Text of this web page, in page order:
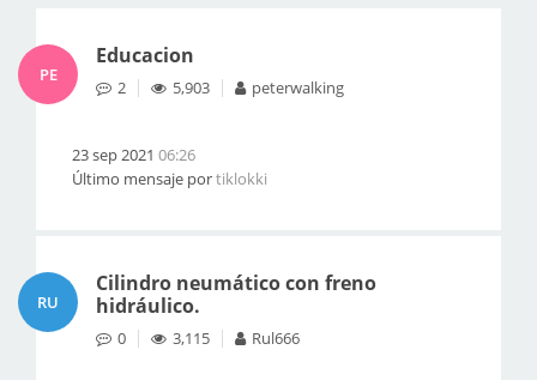
PE
Educacion
2 5,903 peterwalking
23 sep 2021 06:26
Último mensaje portiklokki
RU
Cilindro neumático con freno
hidráulico.
0 3,115 Rul666